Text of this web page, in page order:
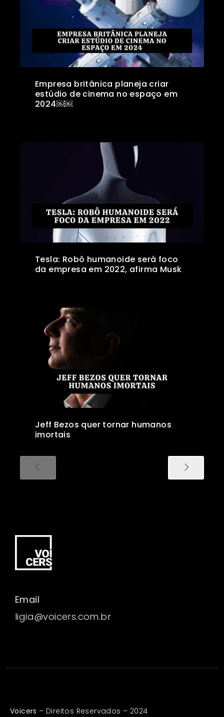
Empresa britânica planeja criar
estúdio de cinema no espaço em
2024￼￼
Tesla: Robô humanoide será foco
da empresa em 2022, afirma Musk
Jeff Bezos quer tornar humanos
imortais
Email
ligia@voicers.com.br
Voicers – Direitos Reservados – 2024